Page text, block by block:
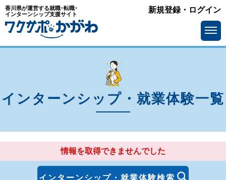
香川県が運営する就職･転職･
インターンシップ支援サイト
新規登録・ログイン
インターンシップ・就業体験一覧
情報を取得できませんでした
インターンシップ・就業体験検索
エリアを選ぶ
高松市
東かがわ市 三豊市
直島町
宇多津町 綾川町